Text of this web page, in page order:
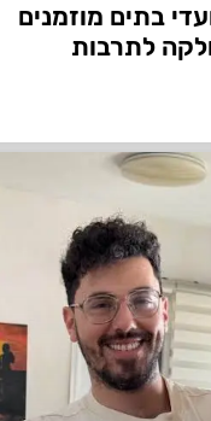
בתים מוזמנים
לתרבות